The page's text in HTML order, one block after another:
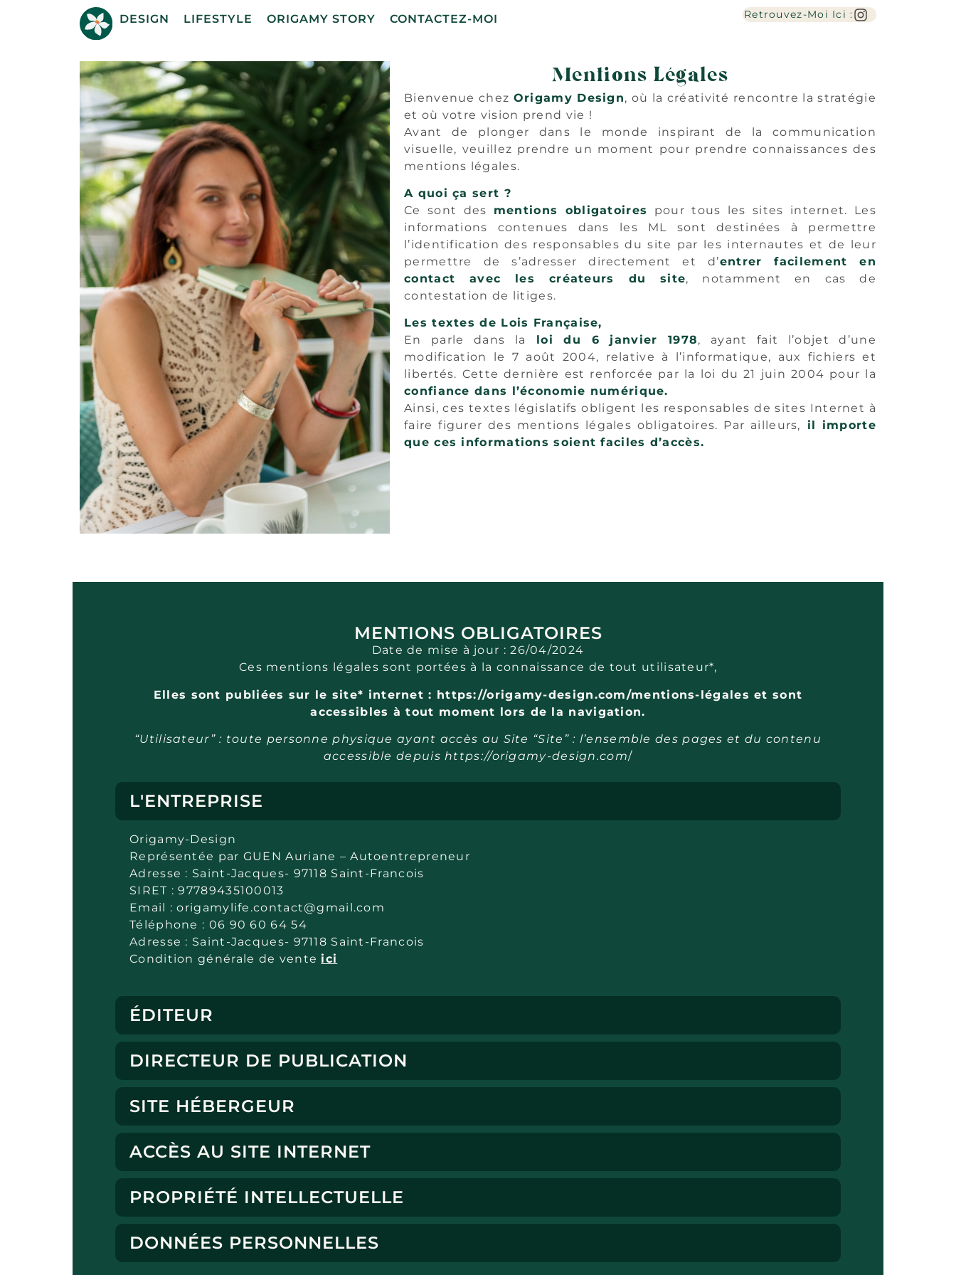
DESIGN LIFESTYLE ORIGAMY STORY CONTACTEZ-MOI Retrouvez-Moi Ici :
Mentions Légales
Bienvenue chez Origamy Design, où la créativité rencontre la stratégie
et où votre vision prend vie !
Avant de plonger dans le monde inspirant de la communication
visuelle, veuillez prendre un moment pour prendre connaissances des
mentions légales.
A quoi ça sert ?
Ce sont des mentions obligatoires
pour tous les sites internet. Les
informations contenues dans les ML sont destinées à permettre
l’identification des responsables du site par les internautes et de leur
permettre de s’adresser directement et d’entrer facilement en
contact avec les créateurs du site, notamment en cas de
contestation de litiges.
Les textes de Lois Française,
En parle dans la
loi du 6 janvier 1978, ayant fait l’objet d’une
modification le 7 août 2004, relative à l’informatique, aux fichiers et
libertés. Cette dernière est renforcée par la loi du 21 juin 2004 pour la
confiance dans l’économie numérique.
Ainsi, ces textes législatifs obligent les responsables de sites Internet à
faire figurer des mentions légales obligatoires. Par ailleurs, il importe
que ces informations soient faciles d’accès.
MENTIONS OBLIGATOIRES
Date de mise à jour : 26/04/2024
Ces mentions légales sont portées à la connaissance de tout utilisateur*,
Elles sont publiées sur le site* internet : https://origamy-design.com/mentions-légales et sont
accessibles à tout moment lors de la navigation.
“Utilisateur” : toute personne physique ayant accès au Site “Site” : l’ensemble des pages et du contenu
accessible depuis https://origamy-design.com/
L'ENTREPRISE
Origamy-Design
Représentée par GUEN Auriane – Autoentrepreneur
Adresse : Saint-Jacques- 97118 Saint-Francois
SIRET : 97789435100013
Email : origamylife.contact@gmail.com
Téléphone : 06 90 60 64 54
Adresse : Saint-Jacques- 97118 Saint-Francois
Condition générale de vente ici
ÉDITEUR
DIRECTEUR DE PUBLICATION
SITE HÉBERGEUR
ACCÈS AU SITE INTERNET
PROPRIÉTÉ INTELLECTUELLE
DONNÉES PERSONNELLES